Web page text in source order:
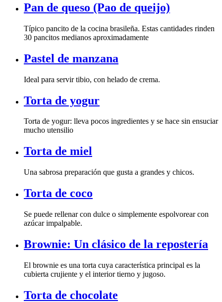
Pan de queso (Pao de queijo)
30 pancitos medianos aproximadamente
Pastel de manzana
Ideal para servir tibio, con helado de crema.
Torta de yogur
mucho utensilio
Torta de miel
Una sabrosa preparación que gusta a grandes y chicos.
Torta de coco
azúcar impalpable.
Brownie: Un clásico de la repostería
cubierta crujiente y el interior tierno y jugoso.
Torta de chocolate